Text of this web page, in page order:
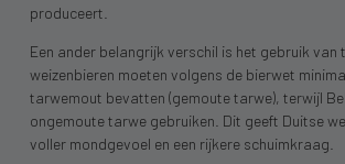
produceert.
Een ander belangrijk verschil is het gebruik van
weizenbieren moeten volgens de bierwet
tarwemout bevatten (gemoute tarwe), terwijl
ongemoute tarwe gebruiken. Dit geeft Duitse
voller mondgevoel en een rijkere schuimkraag.